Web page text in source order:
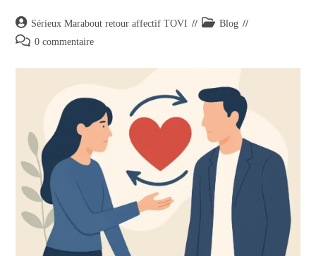
Sérieux Marabout retour affectif TOVI
Blog
0 commentaire